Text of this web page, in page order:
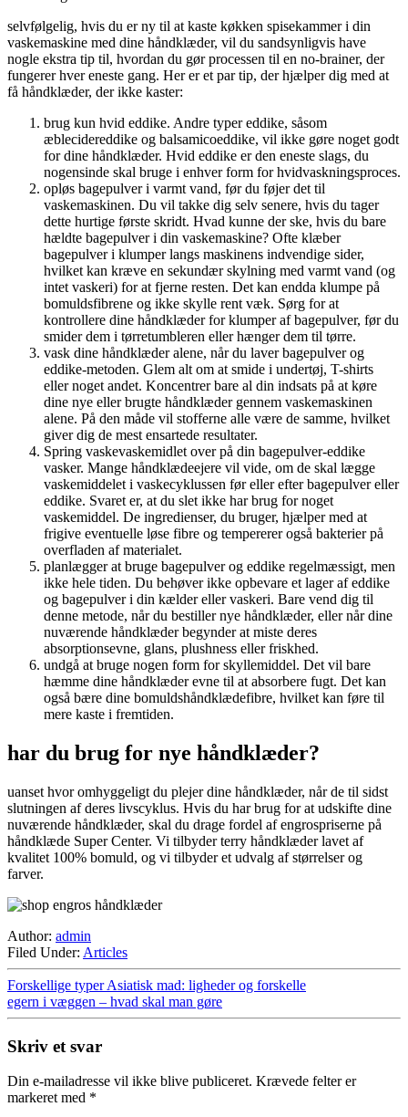
selvfølgelig, hvis du er ny til at kaste køkken spisekammer i din
vaskemaskine med dine håndklæder, vil du sandsynligvis have
nogle ekstra tip til, hvordan du gør processen til en no-brainer, der
fungerer hver eneste gang. Her er et par tip, der hjælper dig med at
få håndklæder, der ikke kaster:
brug kun hvid eddike. Andre typer eddike, såsom
æblecidereddike og balsamicoeddike, vil ikke gøre noget godt
for dine håndklæder. Hvid eddike er den eneste slags, du
nogensinde skal bruge i enhver form for hvidvaskningsproces.
opløs bagepulver i varmt vand, før du føjer det til
vaskemaskinen. Du vil takke dig selv senere, hvis du tager
dette hurtige første skridt. Hvad kunne der ske, hvis du bare
hældte bagepulver i din vaskemaskine? Ofte klæber
bagepulver i klumper langs maskinens indvendige sider,
hvilket kan kræve en sekundær skylning med varmt vand (og
intet vaskeri) for at fjerne resten. Det kan endda klumpe på
bomuldsfibrene og ikke skylle rent væk. Sørg for at
kontrollere dine håndklæder for klumper af bagepulver, før du
smider dem i tørretumbleren eller hænger dem til tørre.
vask dine håndklæder alene, når du laver bagepulver og
eddike-metoden. Glem alt om at smide i undertøj, T-shirts
eller noget andet. Koncentrer bare al din indsats på at køre
dine nye eller brugte håndklæder gennem vaskemaskinen
alene. På den måde vil stofferne alle være de samme, hvilket
giver dig de mest ensartede resultater.
Spring vaskevaskemidlet over på din bagepulver-eddike
vasker. Mange håndklædeejere vil vide, om de skal lægge
vaskemiddelet i vaskecyklussen før eller efter bagepulver eller
eddike. Svaret er, at du slet ikke har brug for noget
vaskemiddel. De ingredienser, du bruger, hjælper med at
frigive eventuelle løse fibre og tempererer også bakterier på
overfladen af materialet.
planlægger at bruge bagepulver og eddike regelmæssigt, men
ikke hele tiden. Du behøver ikke opbevare et lager af eddike
og bagepulver i din kælder eller vaskeri. Bare vend dig til
denne metode, når du bestiller nye håndklæder, eller når dine
nuværende håndklæder begynder at miste deres
absorptionsevne, glans, plushness eller friskhed.
undgå at bruge nogen form for skyllemiddel. Det vil bare
hæmme dine håndklæder evne til at absorbere fugt. Det kan
også bære dine bomuldshåndklædefibre, hvilket kan føre til
mere kaste i fremtiden.
har du brug for nye håndklæder?
uanset hvor omhyggeligt du plejer dine håndklæder, når de til sidst
slutningen af deres livscyklus. Hvis du har brug for at udskifte dine
nuværende håndklæder, skal du drage fordel af engrospriserne på
håndklæde Super Center. Vi tilbyder terry håndklæder lavet af
kvalitet 100% bomuld, og vi tilbyder et udvalg af størrelser og
farver.
Author: admin
Filed Under: Articles
Forskellige typer Asiatisk mad: ligheder og forskelle
egern i væggen – hvad skal man gøre
Skriv et svar
Din e-mailadresse vil ikke blive publiceret. Krævede felter er
markeret med *